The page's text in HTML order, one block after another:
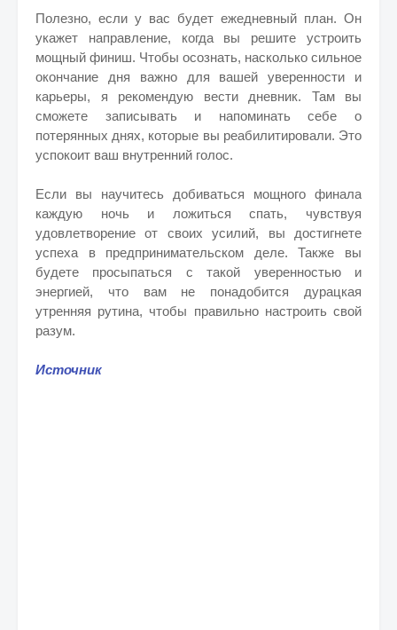
Полезно, если у вас будет ежедневный план. Он
укажет направление, когда вы решите устроить
мощный финиш. Чтобы осознать, насколько сильное
окончание дня важно для вашей уверенности и
карьеры, я рекомендую вести дневник. Там вы
сможете записывать и напоминать себе о
потерянных днях, которые вы реабилитировали. Это
успокоит ваш внутренний голос.
Если вы научитесь добиваться мощного финала
каждую ночь и ложиться спать, чувствуя
удовлетворение от своих усилий, вы достигнете
успеха в предпринимательском деле. Также вы
будете просыпаться с такой уверенностью и
энергией, что вам не понадобится дурацкая
утренняя рутина, чтобы правильно настроить свой
разум.
Источник